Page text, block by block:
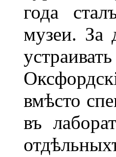
года
музеи. За
вмѣсто
въ